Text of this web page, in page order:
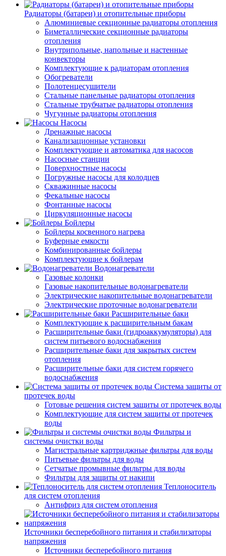
Радиаторы (батареи) и отопительные приборы
Алюминиевые секционные радиаторы отопления
Биметаллические секционные радиаторы
отопления
Внутрипольные, напольные и настенные
конвекторы
Комплектующие к радиаторам отопления
Обогреватели
Полотенцесушители
Стальные панельные радиаторы отопления
Стальные трубчатые радиаторы отопления
Чугунные радиаторы отопления
Насосы
Дренажные насосы
Канализационные установки
Комплектующие и автоматика для насосов
Насосные станции
Поверхностные насосы
Погружные насосы для колодцев
Скважинные насосы
Фекальные насосы
Фонтанные насосы
Циркуляционные насосы
Бойлеры
Бойлеры косвенного нагрева
Буферные емкости
Комбинированные бойлеры
Комплектующие к бойлерам
Водонагреватели
Газовые колонки
Газовые накопительные водонагреватели
Электрические накопительные водонагреватели
Электрические проточные водонагреватели
Расширительные баки
Комплектующие к расширительным бакам
Расширительные баки (гидроаккумуляторы) для
систем питьевого водоснабжения
Расширительные баки для закрытых систем
отопления
Расширительные баки для систем горячего
водоснабжения
Система защиты от
протечек воды
Готовые решения систем защиты от протечек воды
Комплектующие для систем защиты от протечек
воды
Фильтры и
системы очистки воды
Магистральные картриджные фильтры для воды
Питьевые фильтры для воды
Сетчатые промывные фильтры для воды
Фильтры для защиты от накипи
Теплоноситель
для систем отопления
Антифриз для систем отопления
Источники бесперебойного питания и стабилизаторы
напряжения
Источники бесперебойного питания